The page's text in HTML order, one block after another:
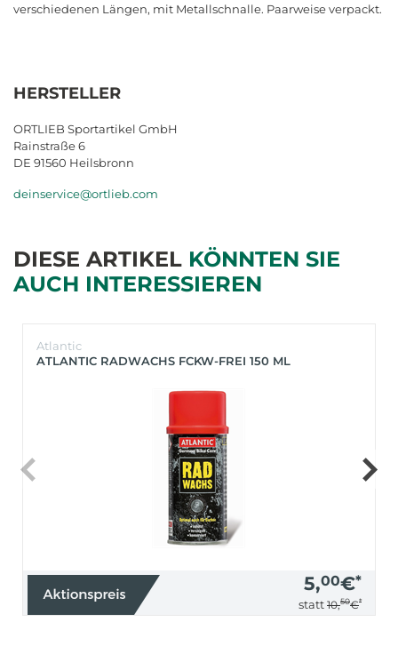
verschiedenen Längen, mit Metallschnalle. Paarweise verpackt.
HERSTELLER
ORTLIEB Sportartikel GmbH
Rainstraße 6
DE 91560 Heilsbronn
deinservice@ortlieb.com
DIESE ARTIKEL KÖNNTEN SIE
AUCH INTERESSIEREN
Atlantic
ATLANTIC RADWACHS FCKW-FREI 150 ML
5,00€*
statt 10,50€*